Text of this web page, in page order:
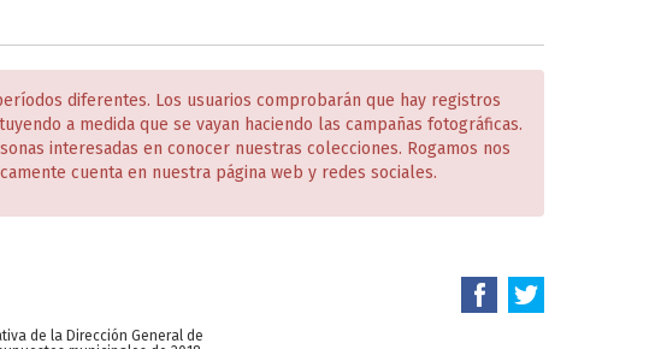
diferentes. Los usuarios comprobarán que hay registros
a medida que se vayan haciendo las campañas fotográficas.
interesadas en conocer nuestras colecciones. Rogamos nos
cuenta en nuestra página web y redes sociales.
de la Dirección General de